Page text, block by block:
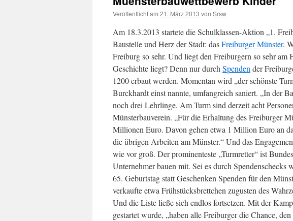
Veröffentlicht am 21. März 2013 von Srsw
Am 18.3.2013 startete die Schulklassen-Aktion „1.
Baustelle und Herz der Stadt: dasFreiburger Münster.
Freiburg so sehr. Und liegt den Freiburgern so sehr am
Geschichte liegt? Denn nur durch Spenden der
1200 erbaut werden. Momentan wird „der schönste
Burckhardt einst nannte, umfangreich saniert. „In der
noch drei Lehrlinge. Am Turm sind derzeit acht
Münsterbauverein. „Für die Erhaltung des Freiburger
Millionen Euro. Davon gehen etwa 1 Million Euro an
die übrigen Arbeiten am Münster.“ Und das
wie vor groß. Der prominenteste „Turmretter“ ist
Unternehmer bauen mit. Sei es durch Spendenschecks
65. Geburtstag statt Geschenken Spenden für den
verkaufte etwa Frühstücksbrettchen zugusten des
Und die Liste ließe sich endlos fortsetzen. Mit der
gestartet wurde, „haben alle Freiburger die Chance,